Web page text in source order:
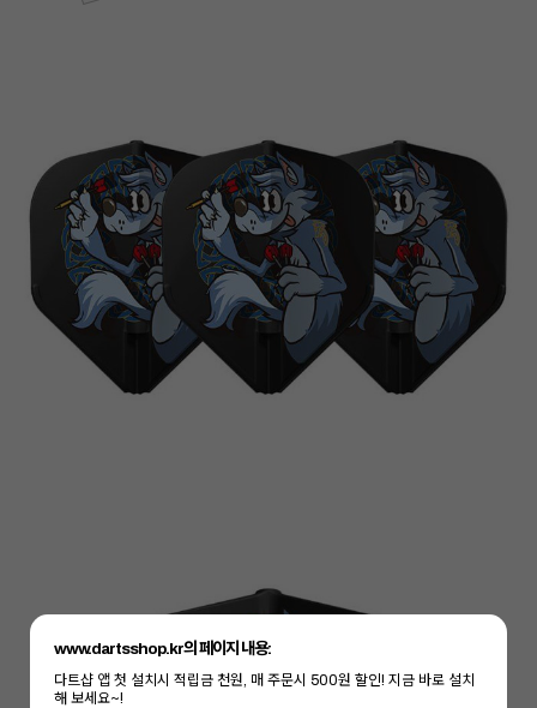
페이코 ID로 페
PAYCO 바로구매
www.dartsshop.kr의 페이지 내용:
다트샵 앱 첫 설치시 적립금 천원, 매 주문시 500원 할인! 지금 바로 설치
해 보세요~!